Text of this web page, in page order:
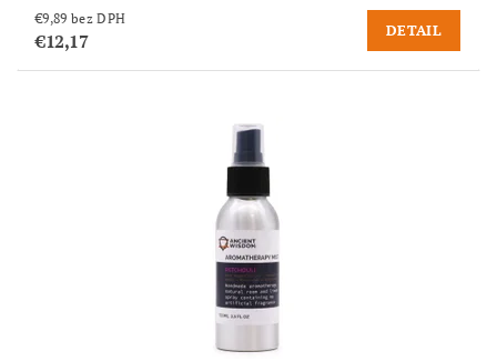
€9,89 bez DPH
€12,17 DETAIL